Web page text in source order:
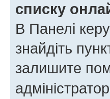
списку
В Панелі
знайдіть
залишите